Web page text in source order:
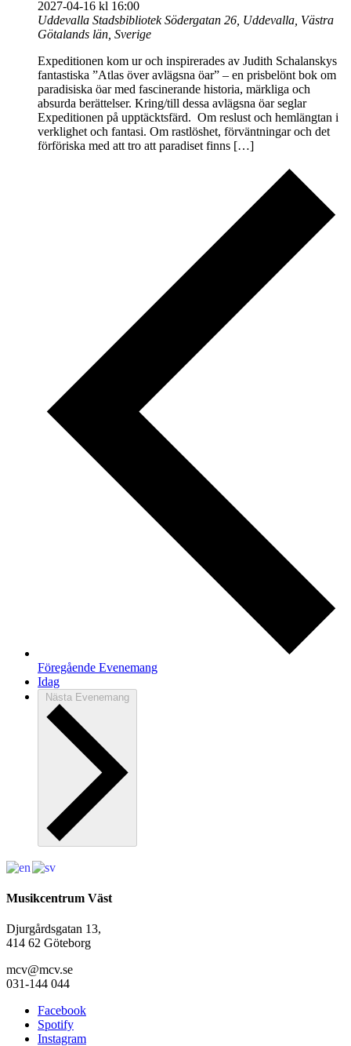
2027-04-16 kl 16:00
Uddevalla StadsbibliotekSödergatan 26, Uddevalla, Västra
Götalands län, Sverige
Expeditionen kom ur och inspirerades av Judith Schalanskys
fantastiska ”Atlas över avlägsna öar” – en prisbelönt bok om
paradisiska öar med fascinerande historia, märkliga och
absurda berättelser. Kring/till dessa avlägsna öar seglar
Expeditionen på upptäcktsfärd. Om reslust och hemlängtan i
verklighet och fantasi. Om rastlöshet, förväntningar och det
förföriska med att tro att paradiset finns […]
Föregående Evenemang
Idag
Nästa Evenemang
Musikcentrum Väst
Djurgårdsgatan 13,
414 62 Göteborg
mcv@mcv.se
031-144 044
Facebook
Spotify
Instagram